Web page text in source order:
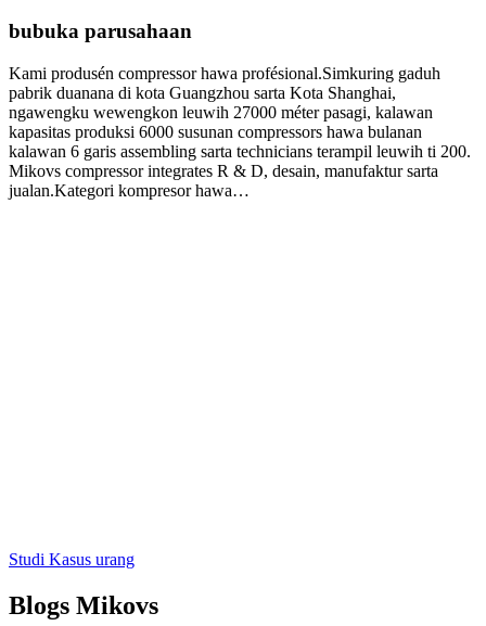
bubuka parusahaan
Kami produsén compressor hawa profésional.Simkuring gaduh
pabrik duanana di kota Guangzhou sarta Kota Shanghai,
ngawengku wewengkon leuwih 27000 méter pasagi, kalawan
kapasitas produksi 6000 susunan compressors hawa bulanan
kalawan 6 garis assembling sarta technicians terampil leuwih ti 200.
Mikovs compressor integrates R & D, desain, manufaktur sarta
jualan.Kategori kompresor hawa…
Studi Kasus urang
Blogs Mikovs